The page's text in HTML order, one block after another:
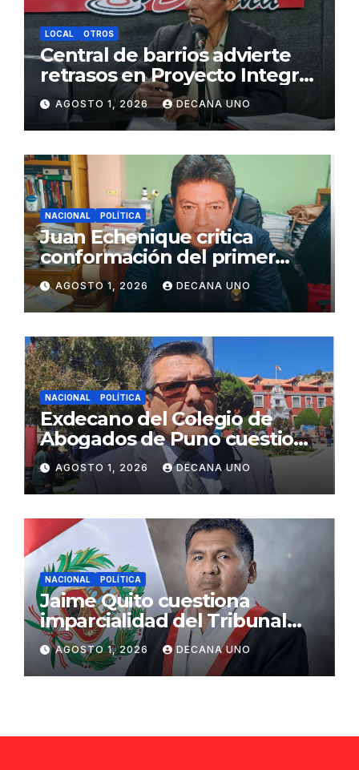
LOCAL OTROS
Central de barrios advierte
retrasos en Proyecto Integral
de Agua y Alcantarillado para
Juliaca
AGOSTO 1, 2026 DECANA UNO
NACIONAL POLÍTICA
Juan Echenique critica
conformación del primer
gabinete ministerial de Keiko
Fujimori
AGOSTO 1, 2026 DECANA UNO
NACIONAL POLÍTICA
Exdecano del Colegio de
Abogados de Puno cuestiona
propuestas sobre seguridad
ciudadana
AGOSTO 1, 2026 DECANA UNO
NACIONAL POLÍTICA
Jaime Quito cuestiona
imparcialidad del Tribunal
Constitucional tras liberación
de Ollanta Humala
AGOSTO 1, 2026 DECANA UNO